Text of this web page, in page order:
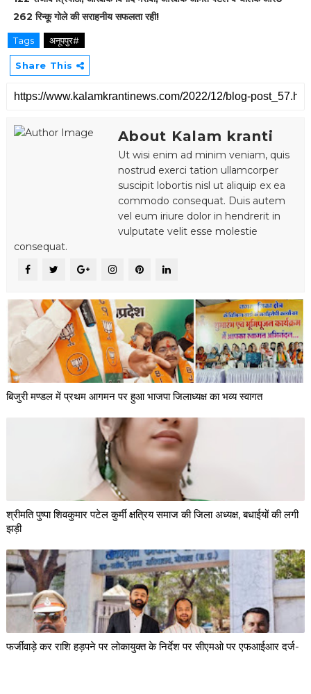
262 रिन्कू गोले की सराहनीय सफलता रही!
Tags अनूपपुर#
Share This
About Kalam kranti
Ut wisi enim ad minim veniam, quis
nostrud exerci tation ullamcorper
suscipit lobortis nisl ut aliquip ex ea
commodo consequat. Duis autem
vel eum iriure dolor in hendrerit in
vulputate velit esse molestie
consequat.
बिजुरी मण्डल में प्रथम आगमन पर हुआ भाजपा जिलाध्यक्ष का भव्य स्वागत
श्रीमति पुष्पा शिवकुमार पटेल कुर्मी क्षत्रिय समाज की जिला अध्यक्ष, बधाईयों की लगी
झड़ी
फर्जीवाड़े कर राशि हड़पने पर लोकायुक्त के निर्देश पर सीएमओ पर एफआईआर दर्ज-